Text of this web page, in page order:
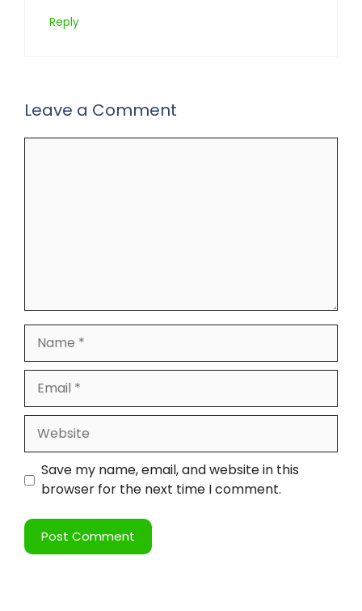
Reply
Leave a Comment
Save my name, email, and website in this
browser for the next time I comment.